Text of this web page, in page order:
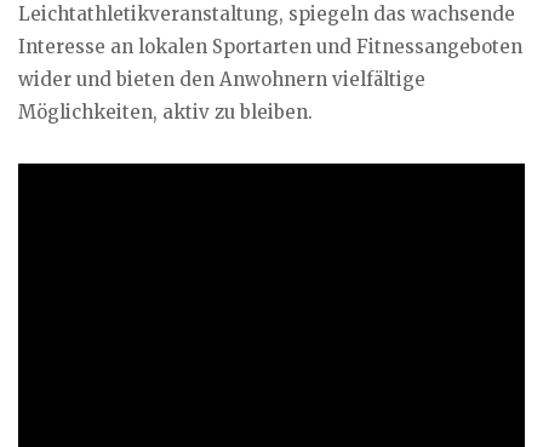
Leichtathletikveranstaltung, spiegeln das wachsende
Interesse an lokalen Sportarten und Fitnessangeboten
wider und bieten den Anwohnern vielfältige
Möglichkeiten, aktiv zu bleiben.